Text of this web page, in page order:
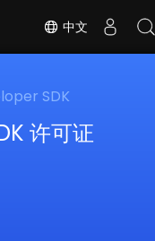
中文
SDK
许可证